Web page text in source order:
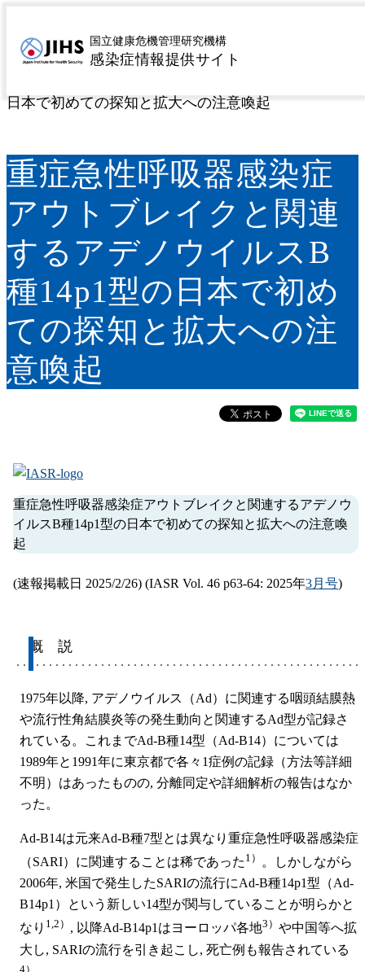
国立健康危機管理研究機構
感染症情報提供サイト
トップページ>サーベイランス>病原微生物検出情報
（IASR）> IASR速報記事>重症急性呼吸器感染症ア
日本で初めての探知と拡大への注意喚起
重症急性呼吸器感染症
アウトブレイクと関連
するアデノウイルスB
種14p1型の日本で初め
ての探知と拡大への注
意喚起
重症急性呼吸器感染症アウトブレイクと関連するアデノウ
イルスB種14p1型の日本で初めての探知と拡大への注意喚
起
(速報掲載日 2025/2/26) (IASR Vol. 46 p63-64: 2025年3月号)
概 説
1975年以降, アデノウイルス（Ad）に関連する咽頭結膜熱
や流行性角結膜炎等の発生動向と関連するAd型が記録さ
れている。これまでAd-B種14型（Ad-B14）については
1989年と1991年に東京都で各々1症例の記録（方法等詳細
不明）はあったものの, 分離同定や詳細解析の報告はなか
った。
Ad-B14は元来Ad-B種7型とは異なり重症急性呼吸器感染症
（SARI）に関連することは稀であった 1） 。しかしながら
2006年, 米国で発生したSARIの流行にAd-B種14p1型（Ad-
B14p1）という新しい14型が関与していることが明らかと
なり 1,2） , 以降Ad-B14p1はヨーロッパ各地3） や中国等へ拡
大し, SARIの流行を引き起こし, 死亡例も報告されている
4）